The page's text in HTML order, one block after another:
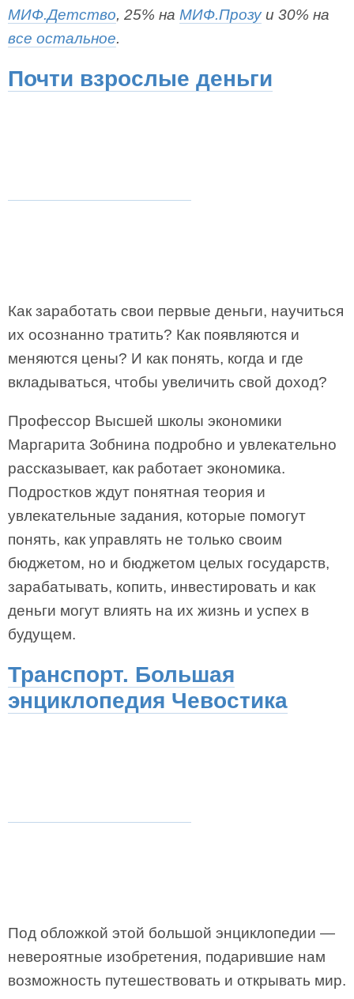
МИФ.Детство, 25% на МИФ.Прозуи 30% на
все остальное.
Почти взрослые деньги
Как заработать свои первые деньги, научиться
их осознанно тратить? Как появляются и
меняются цены? И как понять, когда и где
вкладываться, чтобы увеличить свой доход?
Профессор Высшей школы экономики
Маргарита Зобнина подробно и увлекательно
рассказывает, как работает экономика.
Подростков ждут понятная теория и
увлекательные задания, которые помогут
понять, как управлять не только своим
бюджетом, но и бюджетом целых государств,
зарабатывать, копить, инвестировать и как
деньги могут влиять на их жизнь и успех в
будущем.
Транспорт. Большая
энциклопедия Чевостика
Под обложкой этой большой энциклопедии —
невероятные изобретения, подарившие нам
возможность путешествовать и открывать мир.